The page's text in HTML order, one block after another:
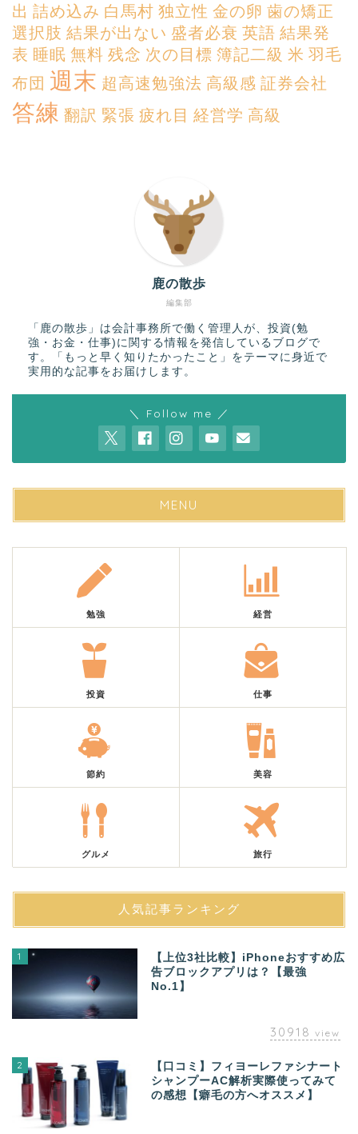
出 詰め込み 白馬村 独立性 金の卵 歯の矯正
選択肢 結果が出ない 盛者必衰 英語 結果発
表 睡眠 無料 残念 次の目標 簿記二級 米 羽毛
布団 週末 超高速勉強法 高級感 証券会社
答練 翻訳 緊張 疲れ目 経営学 高級
編集部
鹿の散歩
「鹿の散歩」は会計事務所で働く管理人が、投資(勉
強・お金・仕事)に関する情報を発信しているブログで
す。「もっと早く知りたかったこと」をテーマに身近で
実用的な記事をお届けします。
＼ Follow me ／
MENU
勉強 経営
投資 仕事
節約 美容
グルメ 旅行
人気記事ランキング
1
【上位3社比較】iPhoneおすすめ広
告ブロックアプリは？【最強
No.1】
30918 view
2
【口コミ】フィヨーレファシナート
シャンプーAC解析実際使ってみて
の感想【癖毛の方へオススメ】